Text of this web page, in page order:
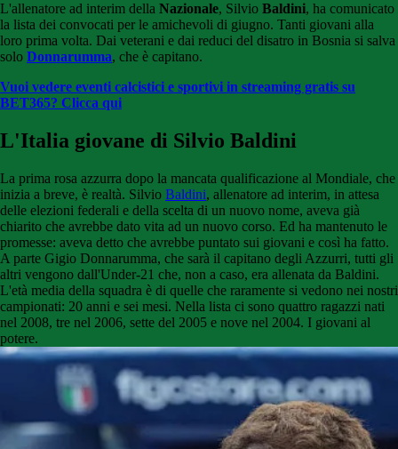
L'allenatore ad interim della Nazionale, Silvio Baldini, ha comunicato
la lista dei convocati per le amichevoli di giugno. Tanti giovani alla
loro prima volta. Dai veterani e dai reduci del disatro in Bosnia si salva
solo Donnarumma, che è capitano.
Vuoi vedere eventi calcistici e sportivi in streaming gratis su
BET365? Clicca qui
L'Italia giovane di Silvio Baldini
La prima rosa azzurra dopo la mancata qualificazione al Mondiale, che
inizia a breve, è realtà. Silvio Baldini, allenatore ad interim, in attesa
delle elezioni federali e della scelta di un nuovo nome, aveva già
chiarito che avrebbe dato vita ad un nuovo corso. Ed ha mantenuto le
promesse: aveva detto che avrebbe puntato sui giovani e così ha fatto.
A parte Gigio Donnarumma, che sarà il capitano degli Azzurri, tutti gli
altri vengono dall'Under-21 che, non a caso, era allenata da Baldini.
L'età media della squadra è di quelle che raramente si vedono nei nostri
campionati: 20 anni e sei mesi. Nella lista ci sono quattro ragazzi nati
nel 2008, tre nel 2006, sette del 2005 e nove nel 2004. I giovani al
potere.